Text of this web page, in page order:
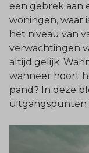
een gebrek aan
woningen, waar
het niveau van
verwachtingen
altijd gelijk.
wanneer hoort
pand? In deze
uitgangspunten